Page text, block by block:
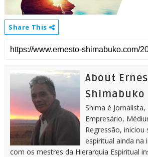
Share This
About
Shimabuko
Shima é Jornalista,
Empresário,
Regressão, iniciou
espiritual ainda na
com os mestres da Hierarquia Espiritual